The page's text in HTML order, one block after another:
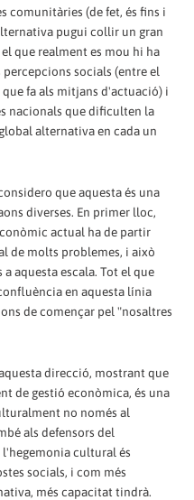
comunitàries (de fet, és fins i
pugui collir un gran
que realment es mou hi ha
socials (entre el
fa als mitjans d'actuació) i
nacionals que dificulten la
alternativa en cada un
que aquesta és una
diverses. En primer lloc,
actual ha de partir
de molts problemes, i això
aquesta escala. Tot el que
en aquesta línia
de començar pel "nosaltres
direcció, mostrant que
de gestió econòmica, és una
no només al
als defensors del
cultural és
socials, i com més
més capacitat tindrà.